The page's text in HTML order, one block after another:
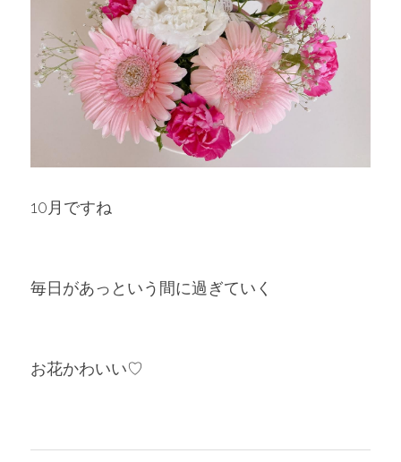
10月ですね
毎日があっという間に過ぎていく
お花かわいい♡